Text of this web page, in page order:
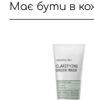
Має бути в